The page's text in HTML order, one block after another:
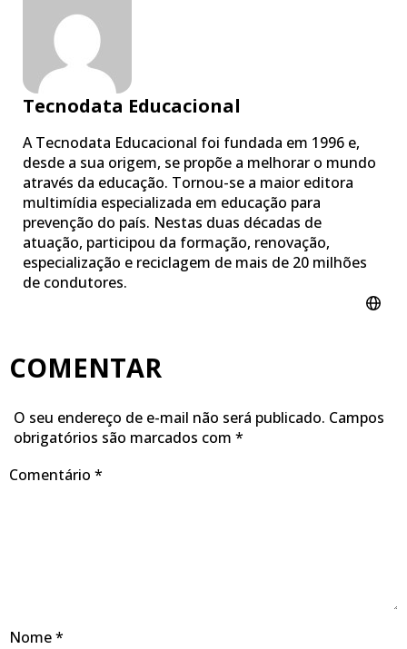
Tecnodata Educacional
A Tecnodata Educacional foi fundada em 1996 e,
desde a sua origem, se propõe a melhorar o mundo
através da educação. Tornou-se a maior editora
multimídia especializada em educação para
prevenção do país. Nestas duas décadas de
atuação, participou da formação, renovação,
especialização e reciclagem de mais de 20 milhões
de condutores.
COMENTAR
O seu endereço de e-mail não será publicado. Campos
obrigatórios são marcados com *
Comentário *
Nome*